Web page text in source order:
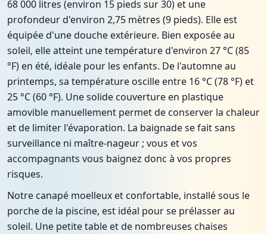
68 000 litres (environ 15 pieds sur 30) et une
profondeur d'environ 2,75 mètres (9 pieds). Elle est
équipée d'une douche extérieure. Bien exposée au
soleil, elle atteint une température d'environ 27 °C (85
°F) en été, idéale pour les enfants. De l'automne au
printemps, sa température oscille entre 16 °C (78 °F) et
25 °C (60 °F). Une solide couverture en plastique
amovible manuellement permet de conserver la chaleur
et de limiter l'évaporation. La baignade se fait sans
surveillance ni maître-nageur ; vous et vos
accompagnants vous baignez donc à vos propres
risques.
Notre canapé moelleux et confortable, installé sous le
porche de la piscine, est idéal pour se prélasser au
soleil. Une petite table et de nombreuses chaises